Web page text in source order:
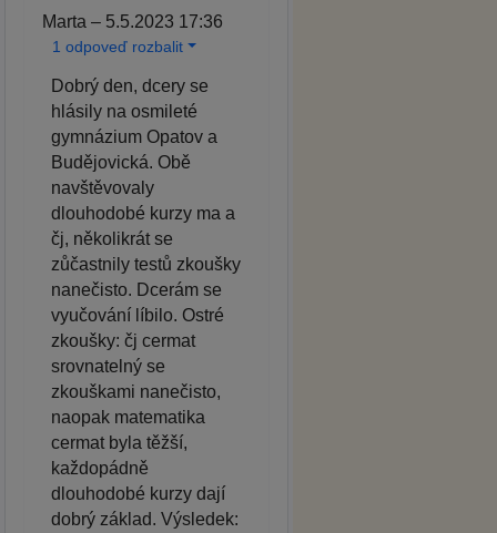
Marta – 5.5.2023 17:36
1 odpoveď rozbalit
Dobrý den, dcery se
hlásily na osmileté
gymnázium Opatov a
Budějovická. Obě
navštěvovaly
dlouhodobé kurzy ma a
čj, několikrát se
zůčastnily testů zkoušky
nanečisto. Dcerám se
vyučování líbilo. Ostré
zkoušky: čj cermat
srovnatelný se
zkouškami nanečisto,
naopak matematika
cermat byla těžší,
každopádně
dlouhodobé kurzy dají
dobrý základ. Výsledek: